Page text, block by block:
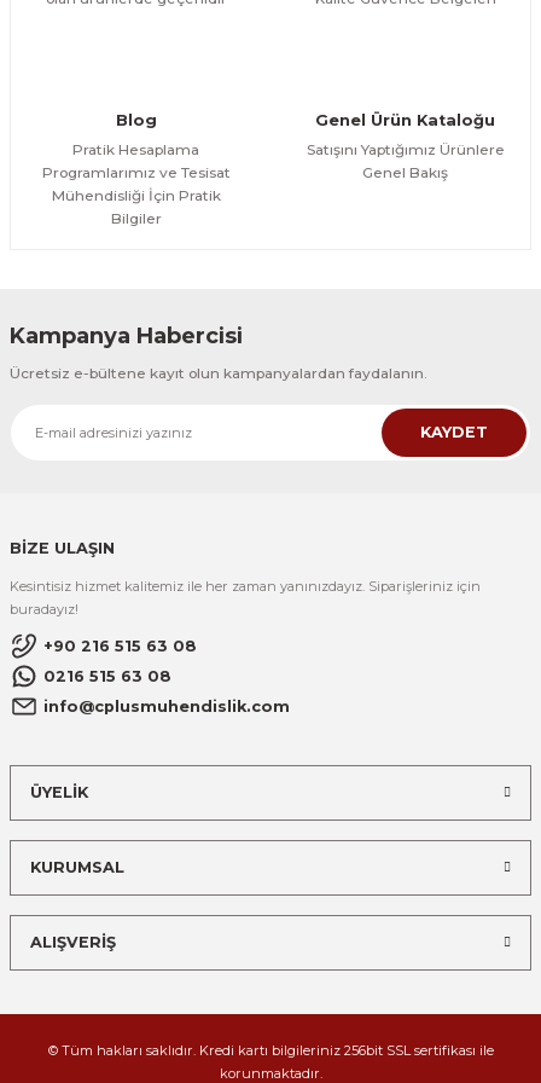
Blog
Pratik Hesaplama
Programlarımız ve Tesisat
Mühendisliği İçin Pratik
Bilgiler
Genel Ürün Kataloğu
Satışını Yaptığımız Ürünlere
Genel Bakış
Kampanya Habercisi
Ücretsiz e-bültene kayıt olun kampanyalardan faydalanın.
KAYDET
BİZE ULAŞIN
Kesintisiz hizmet kalitemiz ile her zaman yanınızdayız. Siparişleriniz için
buradayız!
+90 216 515 63 08
0216 515 63 08
info@cplusmuhendislik.com
ÜYELİK
KURUMSAL
ALIŞVERİŞ
© Tüm hakları saklıdır. Kredi kartı bilgileriniz 256bit SSL sertifikası ile
korunmaktadır.